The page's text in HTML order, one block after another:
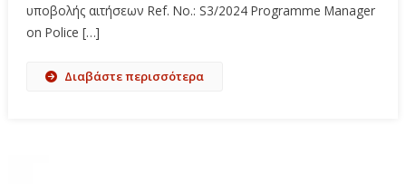
υποβολής αιτήσεων Ref. No.: S3/2024 Programme Manager
on Police […]
Διαβάστε περισσότερα